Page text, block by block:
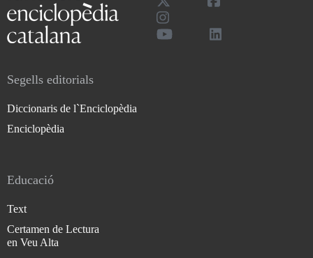
Segells editorials
Diccionaris de l`Enciclopèdia
Enciclopèdia
Educació
Text
Certamen de Lectura
en Veu Alta